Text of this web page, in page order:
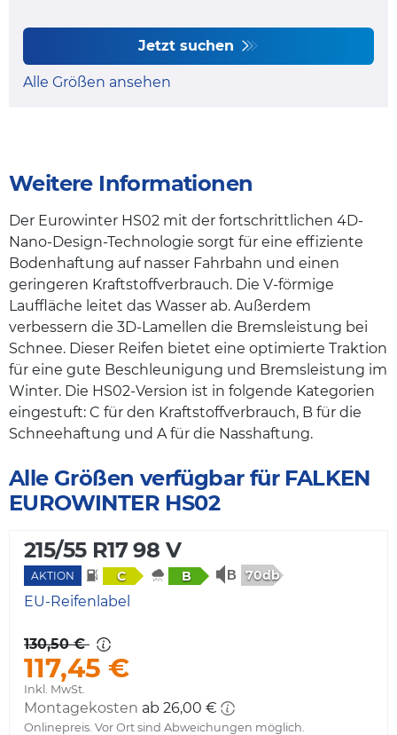
Jetzt suchen
Alle Größen ansehen
Weitere Informationen
Der Eurowinter HS02 mit der fortschrittlichen 4D-
Nano-Design-Technologie sorgt für eine effiziente
Bodenhaftung auf nasser Fahrbahn und einen
geringeren Kraftstoffverbrauch. Die V-förmige
Lauffläche leitet das Wasser ab. Außerdem
verbessern die 3D-Lamellen die Bremsleistung bei
Schnee. Dieser Reifen bietet eine optimierte Traktion
für eine gute Beschleunigung und Bremsleistung im
Winter. Die HS02-Version ist in folgende Kategorien
eingestuft: C für den Kraftstoffverbrauch, B für die
Schneehaftung und A für die Nasshaftung.
Alle Größen verfügbar für FALKEN
EUROWINTER HS02
215/55 R17 98 V
AKTION C B 70db
EU-Reifenlabel
130,50 €
117,45 €
Inkl. MwSt.
Montagekosten ab 26,00 €
Onlinepreis. Vor Ort sind Abweichungen möglich.